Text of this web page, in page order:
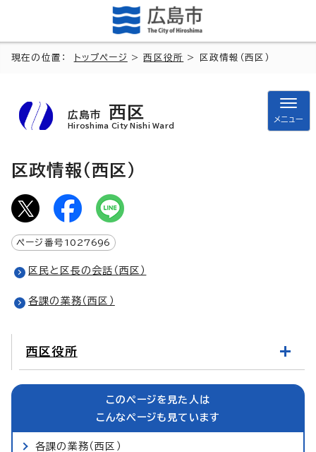
現在の位置： トップページ >西区役所 > 区政情報（西区）
広島市 西区
Hiroshima City Nishi Ward
メニュー
区政情報（西区）
ページ番号 1027696
区民と区長の会話（西区）
各課の業務（西区）
西区役所
このページを見た人は
こんなページも見ています
各課の業務（西区）